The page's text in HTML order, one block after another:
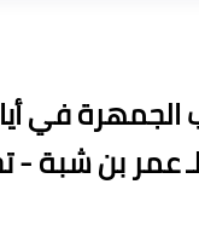
الجمهرة في
عمر بن شبة -